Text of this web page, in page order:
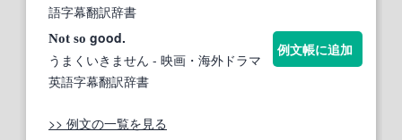
語字幕翻訳辞書
Not so good.
うまくいきません - 映画・海外ドラマ
英語字幕翻訳辞書
例文帳に追加
>> 例文の一覧を見る